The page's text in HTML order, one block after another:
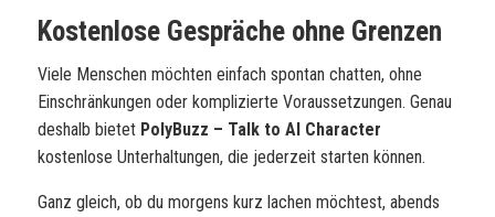
Kostenlose Gespräche ohne Grenzen
Viele Menschen möchten einfach spontan chatten, ohne
Einschränkungen oder komplizierte Voraussetzungen. Genau
deshalb bietet PolyBuzz – Talk to AI Character
kostenlose Unterhaltungen, die jederzeit starten können.
Ganz gleich, ob du morgens kurz lachen möchtest, abends